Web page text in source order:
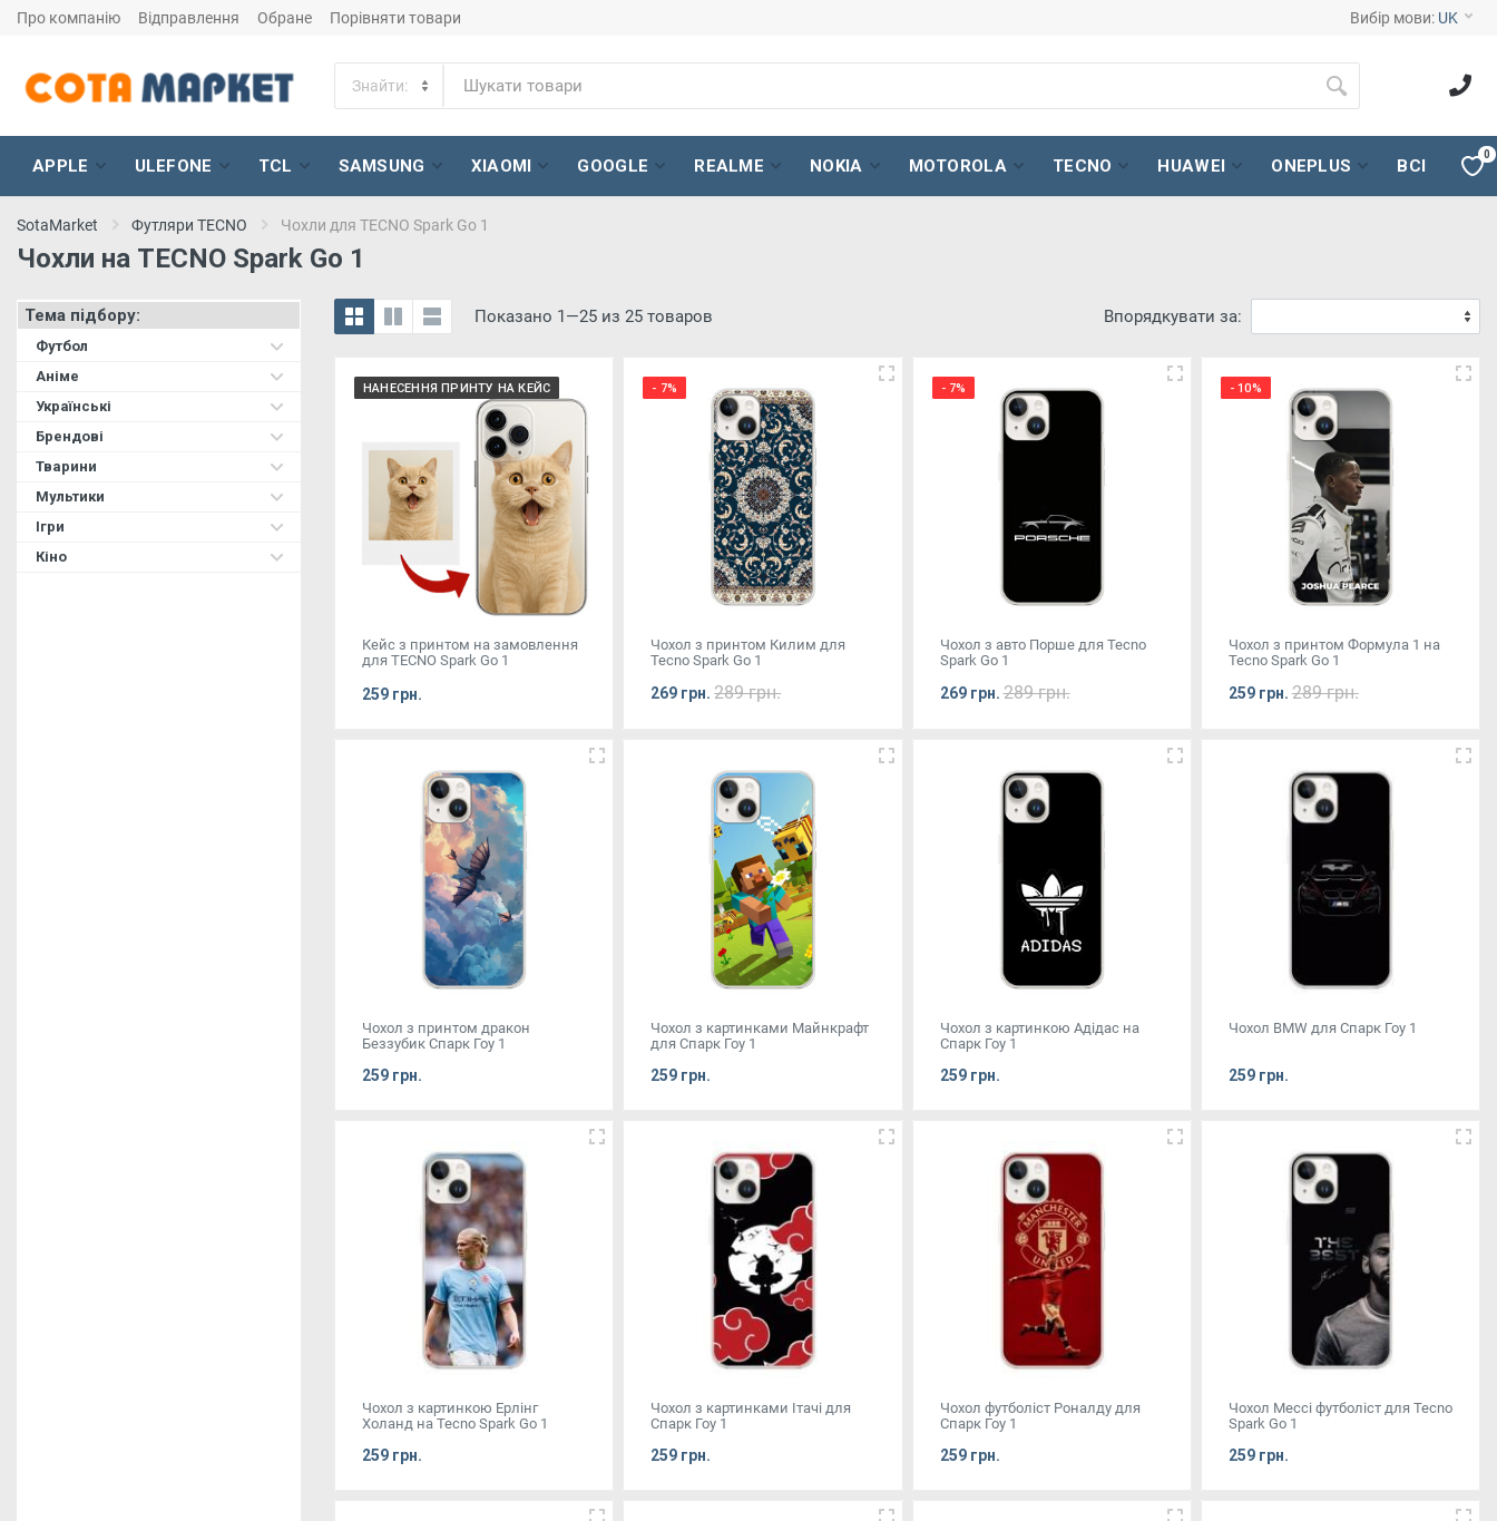
Про компанію Відправлення Обране Порівняти товари Вибір мови: UK
APPLE ULEFONE TCL SAMSUNG XIAOMI GOOGLE REALME NOKIA MOTOROLA TECNO HUAWEI ONEPLUS ВСІ
0
SotaMarket Футляри TECNO Чохли для TECNO Spark Go 1
Чохли на TECNO Spark Go 1
Тема підбору:
Футбол
Аніме
Українські
Брендові
Тварини
Мультики
Ігри
Кіно
Показано 1—25 из 25 товаров Впорядкувати за:
НАНЕСЕННЯ ПРИНТУ НА КЕЙС
Кейс з принтом на замовлення
для TECNO Spark Go 1
259 грн.
- 7%
Чохол з принтом Килим для
Tecno Spark Go 1
269 грн.289 грн.
- 7%
Чохол з авто Порше для Tecno
Spark Go 1
269 грн.289 грн.
- 10%
Чохол з принтом Формула 1 на
Tecno Spark Go 1
259 грн. 289 грн.
Чохол з принтом дракон
Беззубик Спарк Гоу 1
259 грн.
Чохол з картинками Майнкрафт
для Спарк Гоу 1
259 грн.
Чохол з картинкою Адідас на
Спарк Гоу 1
259 грн.
Чохол BMW для Спарк Гоу 1
259 грн.
Чохол з картинкою Ерлінг
Холанд на Tecno Spark Go 1
259 грн.
Чохол з картинками Ітачі для
Спарк Гоу 1
259 грн.
Чохол футболіст Роналду для
Спарк Гоу 1
259 грн.
Чохол Мессі футболіст для Tecno
Spark Go 1
259 грн.